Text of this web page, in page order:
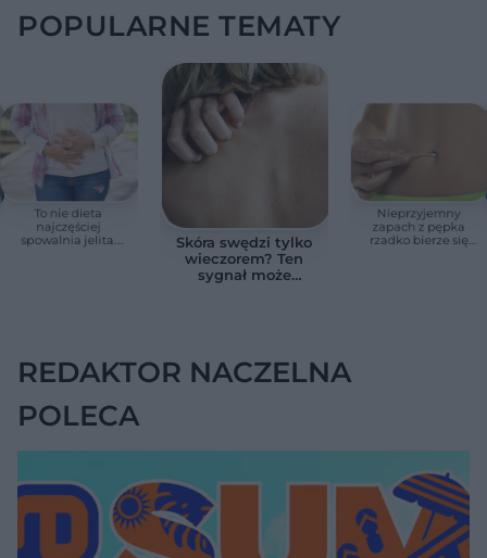
POPULARNE TEMATY
To nie dieta
najczęściej
spowalnia jelita.
Skóra swędzi tylko
wieczorem? Ten
sygnał może
Nieprzyjemny
zapach z pępka
rzadko bierze się
REDAKTOR NACZELNA
POLECA